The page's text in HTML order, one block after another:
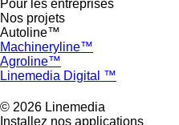
Pour les entreprises
Nos projets
Autoline™
Machineryline™
Agroline™
Linemedia Digital ™
© 2026 Linemedia
Installez nos applications